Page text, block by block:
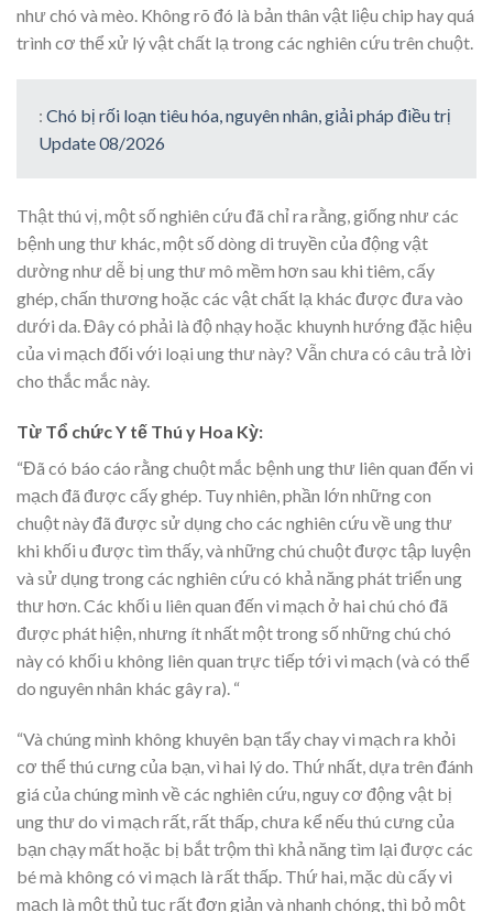
như chó và mèo. Không rõ đó là bản thân vật liệu chip hay quá
trình cơ thể xử lý vật chất lạ trong các nghiên cứu trên chuột.
: Chó bị rối loạn tiêu hóa, nguyên nhân, giải pháp điều trị
Update 08/2026
Thật thú vị, một số nghiên cứu đã chỉ ra rằng, giống như các
bệnh ung thư khác, một số dòng di truyền của động vật
dường như dễ bị ung thư mô mềm hơn sau khi tiêm, cấy
ghép, chấn thương hoặc các vật chất lạ khác được đưa vào
dưới da. Đây có phải là độ nhạy hoặc khuynh hướng đặc hiệu
của vi mạch đối với loại ung thư này? Vẫn chưa có câu trả lời
cho thắc mắc này.
Từ Tổ chức Y tế Thú y Hoa Kỳ:
“Đã có báo cáo rằng chuột mắc bệnh ung thư liên quan đến vi
mạch đã được cấy ghép. Tuy nhiên, phần lớn những con
chuột này đã được sử dụng cho các nghiên cứu về ung thư
khi khối u được tìm thấy, và những chú chuột được tập luyện
và sử dụng trong các nghiên cứu có khả năng phát triển ung
thư hơn. Các khối u liên quan đến vi mạch ở hai chú chó đã
được phát hiện, nhưng ít nhất một trong số những chú chó
này có khối u không liên quan trực tiếp tới vi mạch (và có thể
do nguyên nhân khác gây ra). “
“Và chúng mình không khuyên bạn tẩy chay vi mạch ra khỏi
cơ thể thú cưng của bạn, vì hai lý do. Thứ nhất, dựa trên đánh
giá của chúng mình về các nghiên cứu, nguy cơ động vật bị
ung thư do vi mạch rất, rất thấp, chưa kể nếu thú cưng của
bạn chạy mất hoặc bị bắt trộm thì khả năng tìm lại được các
bé mà không có vi mạch là rất thấp. Thứ hai, mặc dù cấy vi
mạch là một thủ tục rất đơn giản và nhanh chóng, thì bỏ một